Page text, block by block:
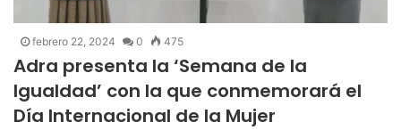
febrero 22, 2024 0 475
Adra presenta la ‘Semana de la
Igualdad’ con la que conmemorará el
Día Internacional de la Mujer